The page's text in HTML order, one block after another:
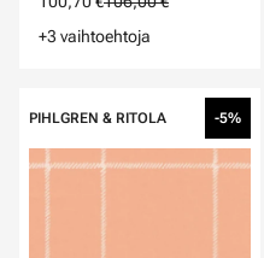
+3 vaihtoehtoja
PIHLGREN & RITOLA -5%